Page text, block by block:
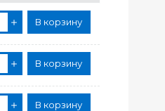
В корзину
В корзину
В корзину